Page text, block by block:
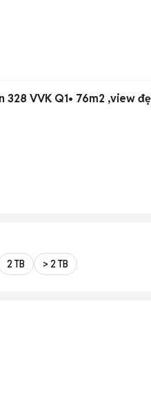
328 VVK Q1• 76m2 ,view
2 TB > 2 TB